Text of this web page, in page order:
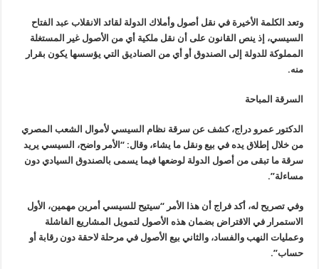
وتعد الكلمة الأخيرة في نقل أصول وأملاك الدولة لقائد الانقلاب عبد الفتاح
السيسي، إذ ينص القانون على أن نقل ملكية أي من الأصول غير المستغلة
المملوكة للدولة إلى الصندوق أو أي من الصناديق التي يؤسسها يكون بقرار
منه.
السرقة المباحة
الدكتور عمرو دراج، كشف عن سرقة نظام السيسي لأموال الشعب المصري
من خلال إطلاق يده في بيع ونقل ما يشاء، وقال: “الأمر واضح، السيسي يريد
سرقة ما تبقى من أصول الدولة لوضعها فيما يسمى بالصندوق السيادي دون
مساءلة”.
وفي تصريح له، أكد فراج أن هذا الأمر “سيتيح للسيسي أمرين مهمين، الأول
الاستمرار في الاقتراض بضمان هذه الأصول لتمويل المشاريع الفاشلة
وعمليات النهب والفساد، والثاني بيع الأصول في مرحلة لاحقة دون رقابة أو
حساب”.